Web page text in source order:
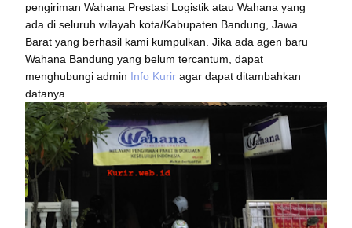
pengiriman Wahana Prestasi Logistik atau Wahana yang
ada di seluruh wilayah kota/Kabupaten Bandung, Jawa
Barat yang berhasil kami kumpulkan. Jika ada agen baru
Wahana Bandung yang belum tercantum, dapat
menghubungi admin Info Kurir agar dapat ditambahkan
datanya.